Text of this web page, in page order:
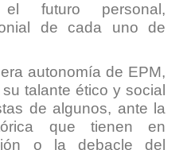
el futuro personal,
de cada uno de
autonomía de EPM,
talante ético y social
de algunos, ante la
que tienen en
o la debacle del